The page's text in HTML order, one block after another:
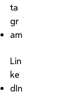
ta
gr
am
Lin
ke
dIn